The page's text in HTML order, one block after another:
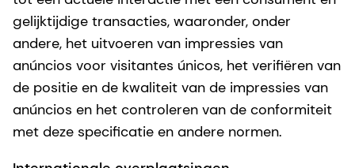
gelijktijdige transacties, waaronder, onder
andere, het uitvoeren van impressies van
anúncios voor visitantes únicos, het verifiëren van
de positie en de kwaliteit van de impressies van
anúncios en het controleren van de conformiteit
met deze specificatie en andere normen.